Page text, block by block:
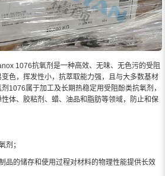
1076抗氧剂是一种高效、无味、无色污的受阻
色，挥发性小，抗萃取能力强，且与大多数基材
1076属于加工及长期热稳定用受阻酚类抗氧剂，
体、胶粘剂、蜡、油品和脂肪等领域，防止和保
剂；
品的储存和使用过程对材料的物理性能提供长效